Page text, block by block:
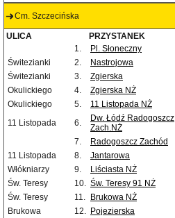
Cm. Szczecińska
ULICA PRZYSTANEK
1.
Pl. Słoneczny
Świtezianki
2. Nastrojowa
Świtezianki
3. Zgierska
Okulickiego
4. Zgierska NŻ
Okulickiego
5.
11 Listopada NŻ
11 Listopada
6.
Dw. Łódź Radogoszcz
Zach.NŻ
7.
Radogoszcz Zachód
11 Listopada
8. Jantarowa
Włókniarzy
9. Liściasta NŻ
Św. Teresy
10. Św. Teresy 91 NŻ
Św. Teresy
11.
Brukowa NŻ
Brukowa
12. Pojezierska